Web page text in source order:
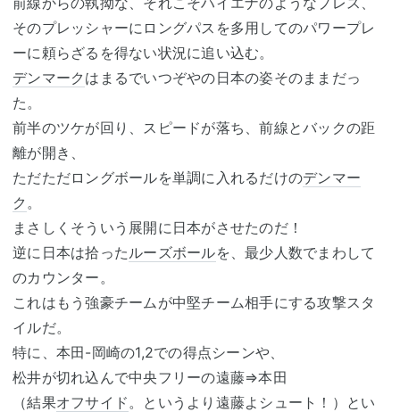
そのプレッシャーにロングパスを多用してのパワープレ
ーに頼らざるを得ない状況に追い込む。
デンマーク はまるでいつぞやの日本の姿そのままだっ
た。
前半のツケが回り、スピードが落ち、前線とバックの距
離が開き、
ただただロングボールを単調に入れるだけのデンマー
ク 。
まさしくそういう展開に日本がさせたのだ！
逆に日本は拾ったルーズボールを、最少人数でまわして
のカウンター。
これはもう強豪チームが中堅チーム相手にする攻撃スタ
イルだ。
特に、本田-岡崎の1,2での得点シーンや、
松井が切れ込んで中央フリーの遠藤⇒本田
（結果オフサイド。というより遠藤よシュート！）とい